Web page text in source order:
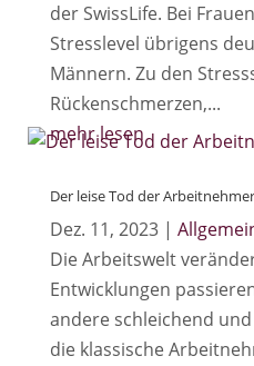
der SwissLife. Bei
Stresslevel übrigens
Männern. Zu den
Rückenschmerzen,...
mehr lesen
Der leise Tod der Arbeitnehmer
Dez. 11, 2023|
Die Arbeitswelt
Entwicklungen
andere schleichend
die klassische